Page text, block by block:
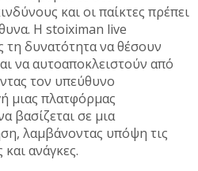
και οι παίκτες πρέπει
Η stoiximan live
τη δυνατότητα να θέσουν
να αυτοαποκλειστούν από
τον υπεύθυνο
μιας πλατφόρμας
βασίζεται σε μια
λαμβάνοντας υπόψη τις
ανάγκες.